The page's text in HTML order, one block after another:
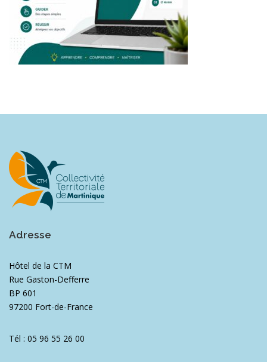
Adresse
Hôtel de la CTM
Rue Gaston-Defferre
BP 601
97200 Fort-de-France
Tél : 05 96 55 26 00